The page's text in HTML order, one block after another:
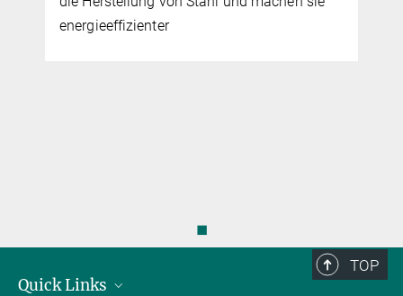
Bewusstsein chinesischer Erwachsener
◼
TOP
Quick Links